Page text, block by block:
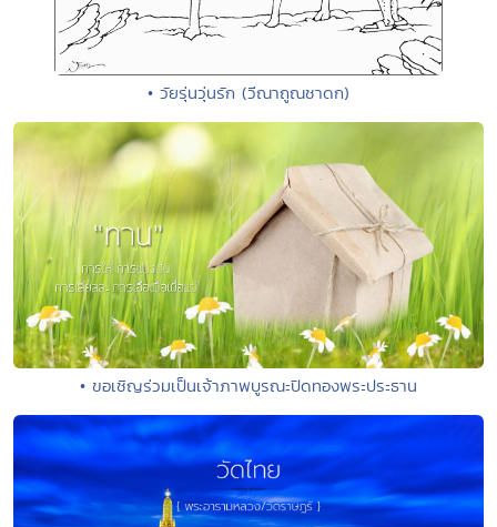
• วัยรุ่นวุ่นรัก (วีณาถูณชาดก)
• ขอเชิญร่วมเป็นเจ้าภาพบูรณะปิดทองพระประธาน